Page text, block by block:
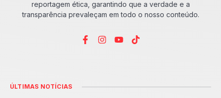
reportagem ética, garantindo que a verdade e a
transparência prevaleçam em todo o nosso conteúdo.
ÚLTIMAS NOTÍCIAS